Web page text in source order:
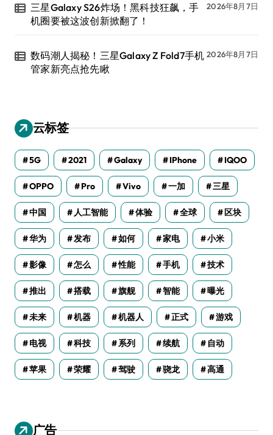
三星Galaxy S26炸场！黑科技狂飙，手
机圈要被这波创新掀翻了！
2026年8月7日
数码潮人揭秘！三星Galaxy Z Fold7手机
管家新亮点抢先瞅
2026年8月7日
云标签
5G 2021 Galaxy IPhone IQOO
OPPO Pro Vivo 一加 三星
中国 人工智能 体验 全球 区块
华为 发布 如何 家电 小米
影像 怎么 性能 手机 技术
推出 搭载 旗舰 智能 曝光
未来 机器 机器人 正式 游戏
电视 科技 系列 续航 自动
苹果 荣耀 驾驶 骁龙 高通
广告